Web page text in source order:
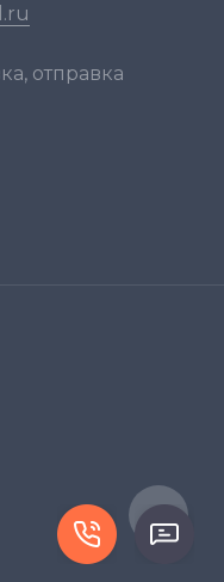
отправка